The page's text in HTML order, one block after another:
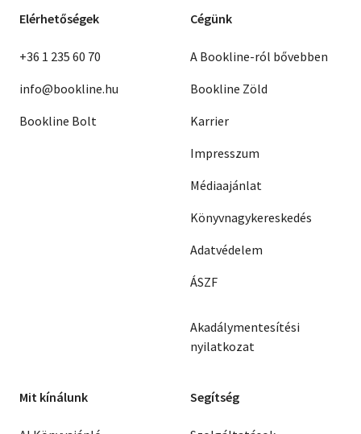
Elérhetőségek
+36 1 235 60 70
info@bookline.hu
Bookline Bolt
Cégünk
A Bookline-ról bővebben
Bookline Zöld
Karrier
Impresszum
Médiaajánlat
Könyvnagykereskedés
Adatvédelem
ÁSZF
Akadálymentesítési
nyilatkozat
Mit kínálunk Segítség